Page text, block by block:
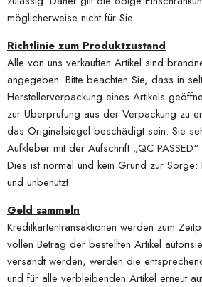
möglicherweise nicht für Sie.
Richtlinie zum Produktzustand
Alle von uns verkauften Artikel sind
angegeben. Bitte beachten Sie, dass in
Herstellerverpackung eines Artikels
zur Überprüfung aus der Verpackung zu
das Originalsiegel beschädigt sein. Sie
Aufkleber mit der Aufschrift „QC
Dies ist normal und kein Grund zur
und unbenutzt.
Geld sammeln
Kreditkartentransaktionen werden zum
vollen Betrag der bestellten Artikel
versandt werden, werden die
und für alle verbleibenden Artikel erneut